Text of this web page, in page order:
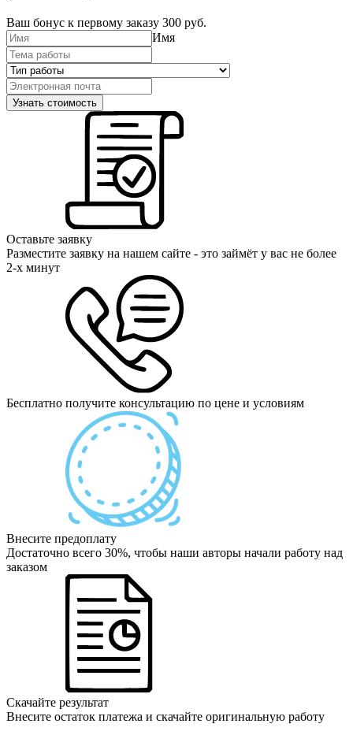
Ваш бонус к первому заказу 300 руб.
Имя
Оставьте заявку
Разместите заявку на нашем сайте - это займёт у вас не более
2-х минут
Бесплатно получите консультацию по цене и условиям
Внесите предоплату
Достаточно всего 30%, чтобы наши авторы начали работу над
заказом
Скачайте результат
Внесите остаток платежа и скачайте оригинальную работу